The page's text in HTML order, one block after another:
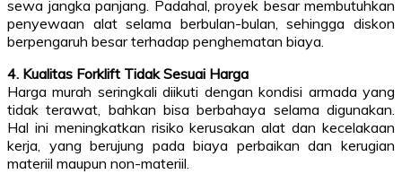
sewa jangka panjang. Padahal, proyek besar membutuhkan
penyewaan alat selama berbulan-bulan, sehingga diskon
berpengaruh besar terhadap penghematan biaya.
4. Kualitas Forklift Tidak Sesuai Harga
Harga murah seringkali diikuti dengan kondisi armada yang
tidak terawat, bahkan bisa berbahaya selama digunakan.
Hal ini meningkatkan risiko kerusakan alat dan kecelakaan
kerja, yang berujung pada biaya perbaikan dan kerugian
materiil maupun non-materiil.